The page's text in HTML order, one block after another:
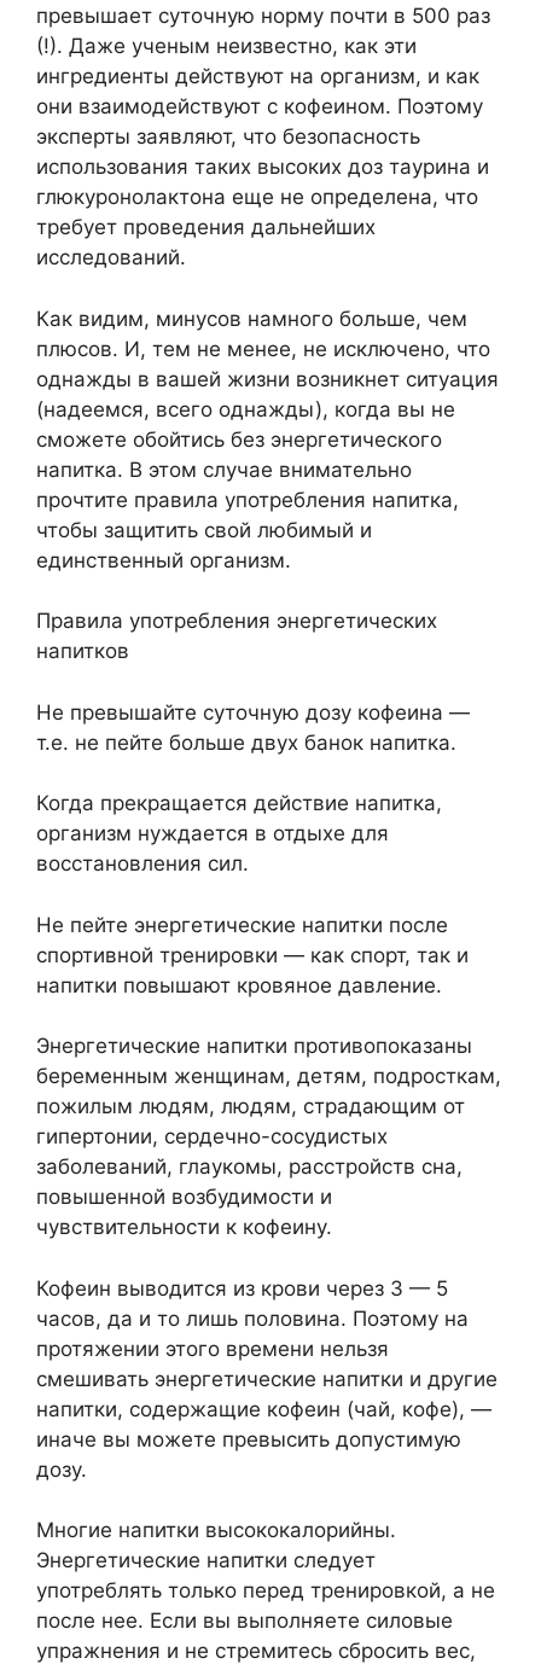
превышает суточную норму почти в 500 раз
(!). Даже ученым неизвестно, как эти
ингредиенты действуют на организм, и как
они взаимодействуют с кофеином. Поэтому
эксперты заявляют, что безопасность
использования таких высоких доз таурина и
глюкуронолактона еще не определена, что
требует проведения дальнейших
исследований.
Как видим, минусов намного больше, чем
плюсов. И, тем не менее, не исключено, что
однажды в вашей жизни возникнет ситуация
(надеемся, всего однажды), когда вы не
сможете обойтись без энергетического
напитка. В этом случае внимательно
прочтите правила употребления напитка,
чтобы защитить свой любимый и
единственный организм.
Правила употребления энергетических
напитков
Не превышайте суточную дозу кофеина —
т.е. не пейте больше двух банок напитка.
Когда прекращается действие напитка,
организм нуждается в отдыхе для
восстановления сил.
Не пейте энергетические напитки после
спортивной тренировки — как спорт, так и
напитки повышают кровяное давление.
Энергетические напитки противопоказаны
беременным женщинам, детям, подросткам,
пожилым людям, людям, страдающим от
гипертонии, сердечно-сосудистых
заболеваний, глаукомы, расстройств сна,
повышенной возбудимости и
чувствительности к кофеину.
Кофеин выводится из крови через 3 — 5
часов, да и то лишь половина. Поэтому на
протяжении этого времени нельзя
смешивать энергетические напитки и другие
напитки, содержащие кофеин (чай, кофе), —
иначе вы можете превысить допустимую
дозу.
Многие напитки высококалорийны.
Энергетические напитки следует
употреблять только перед тренировкой, а не
после нее. Если вы выполняете силовые
упражнения и не стремитесь сбросить вес,